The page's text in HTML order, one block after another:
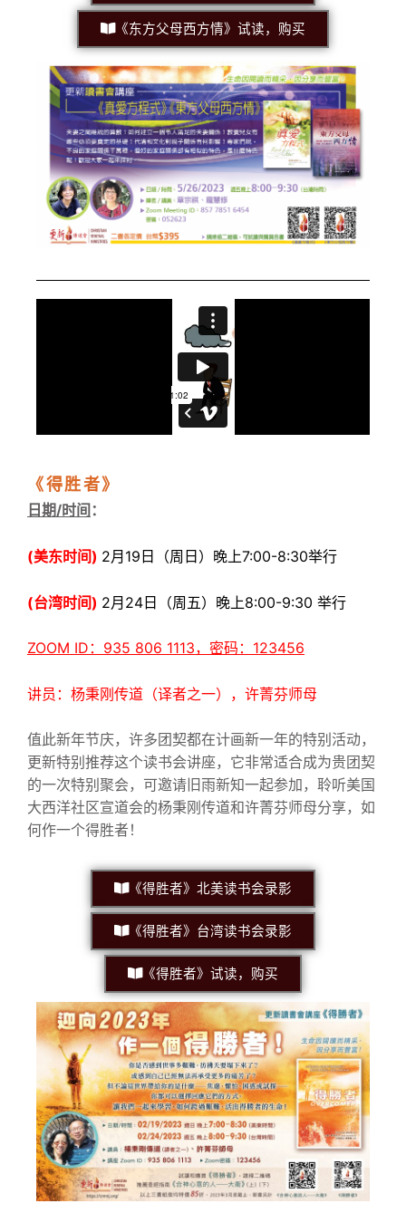
《东方父母西方情》试读，购买
《得胜者》
日期/时间 ：
(美东时间) 2月19日（周日）晚上7:00-8:30举行
(台湾时间) 2月24日（周五）晚上8:00-9:30 举行
ZOOM ID：935 806 1113，密码：123456
讲员：杨秉刚传道（译者之一），许菁芬师母
值此新年节庆，许多团契都在计画新一年的特别活动，
更新特别推荐这个读书会讲座，它非常适合成为贵团契
的一次特别聚会，可邀请旧雨新知一起参加，聆听美国
大西洋社区宣道会的杨秉刚传道和许菁芬师母分享，如
何作一个得胜者！
《得胜者》北美读书会录影
《得胜者》台湾读书会录影
《得胜者》试读，购买